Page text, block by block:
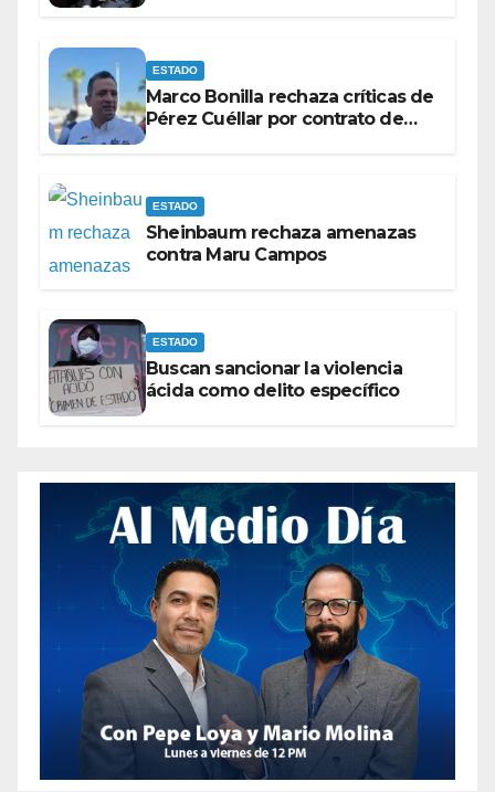
ESTADO
Marco Bonilla rechaza críticas de
Pérez Cuéllar por contrato de
ESTADO
Sheinbaum rechaza amenazas
contra Maru Campos
ESTADO
Buscan sancionar la violencia
ácida como delito específico